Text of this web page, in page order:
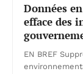
Données
efface des
EN BREF